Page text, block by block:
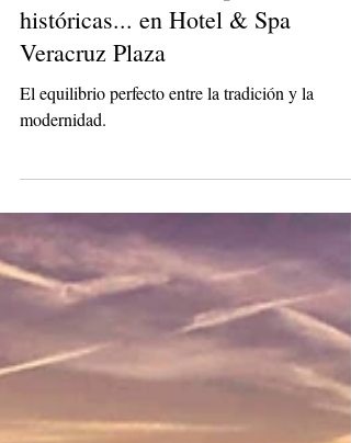
Enoturismo, vinoterapia, rutas
históricas... en Hotel & Spa
Veracruz Plaza
El equilibrio perfecto entre la tradición y la
modernidad.